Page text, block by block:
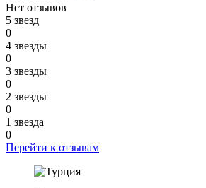
Нет отзывов
5 звезд
0
4 звезды
0
3 звезды
0
2 звезды
0
1 звезда
0
Перейти к отзывам